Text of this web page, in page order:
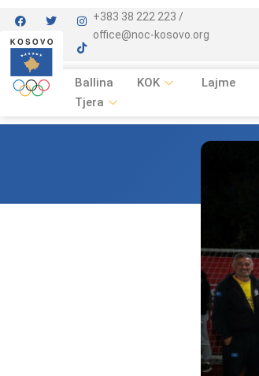
+383 38 222 223 /
office@noc-kosovo.org
Ballina KOK Lajme
Tjera